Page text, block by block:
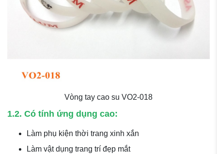
Vòng tay cao su VO2-018
1.2. Có tính ứng dụng cao:
Làm phụ kiện thời trang xinh xắn
Làm vật dụng trang trí đẹp mắt